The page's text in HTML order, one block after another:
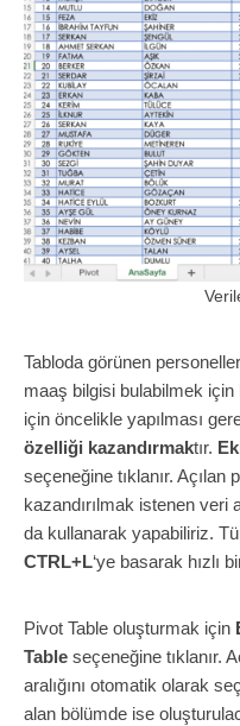
Tabloda görünen
maaş bilgisi bulabilmek için
için öncelikle yapılması
özelliği kazandırmaktır.
seçeneğine tıklanır. Açılan
kazandırılmak istenen veri
da kullanarak yapabiliriz.
CTRL+L‘ye basarak hızlı
Pivot Table oluşturmak için
Table seçeneğine tıklanır.
aralığını otomatik olarak
alan bölümde ise